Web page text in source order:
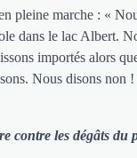
pleine marche : «
dans le lac Albert.
importés alors
Nous disons non !
contre les dégâts du